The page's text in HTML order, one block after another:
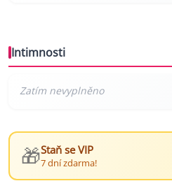
Intimnosti
🎁Staň se VIP
7 dní zdarma!